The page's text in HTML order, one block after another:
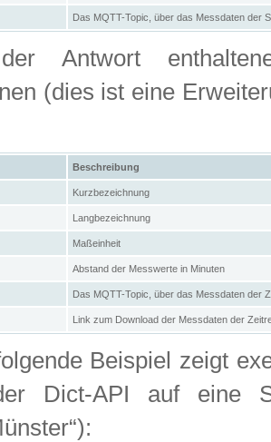
Das MQTT-Topic, über das Messdaten der
Antwort
(dies ist eine
Beschreibung
Kurzbezeichnung
Langbezeichnung
Maßeinheit
Abstand der Messwerte in Minuten
Das MQTT-Topic, über das Messdaten der
Link zum Download der Messdaten der
Beispiel zeigt
Dict-API auf eine